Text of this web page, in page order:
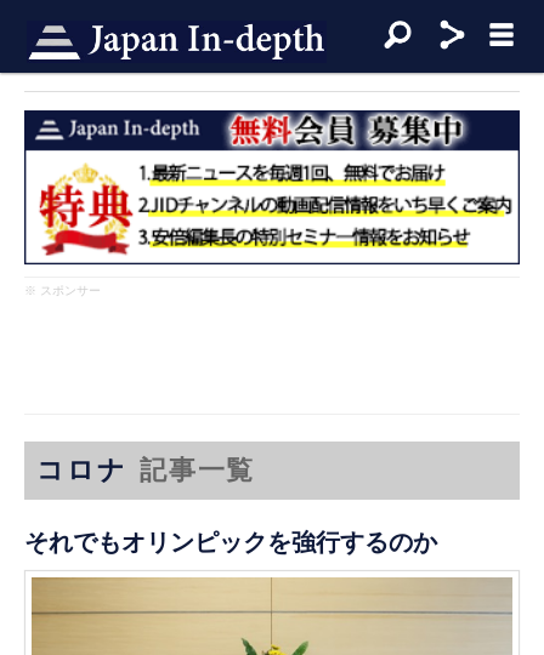
※ スポンサー
コロナ 記事一覧
それでもオリンピックを強行するのか